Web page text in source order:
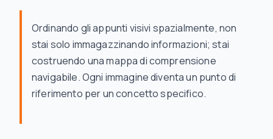
Ordinando gli appunti visivi spazialmente, non
stai solo immagazzinando informazioni; stai
costruendo una mappa di comprensione
navigabile. Ogni immagine diventa un punto di
riferimento per un concetto specifico.